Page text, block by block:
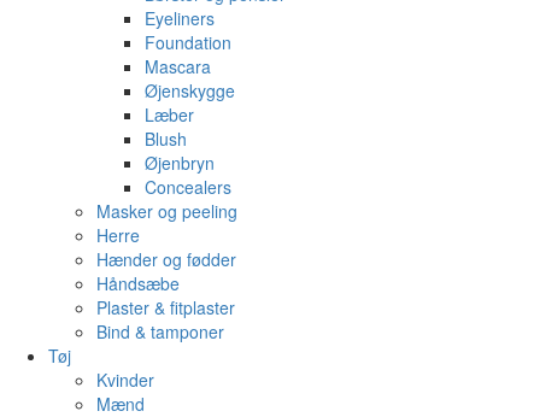
Eyeliners
Foundation
Mascara
Øjenskygge
Læber
Blush
Øjenbryn
Concealers
Masker og peeling
Herre
Hænder og fødder
Håndsæbe
Plaster & fitplaster
Bind & tamponer
Tøj
Kvinder
Mænd